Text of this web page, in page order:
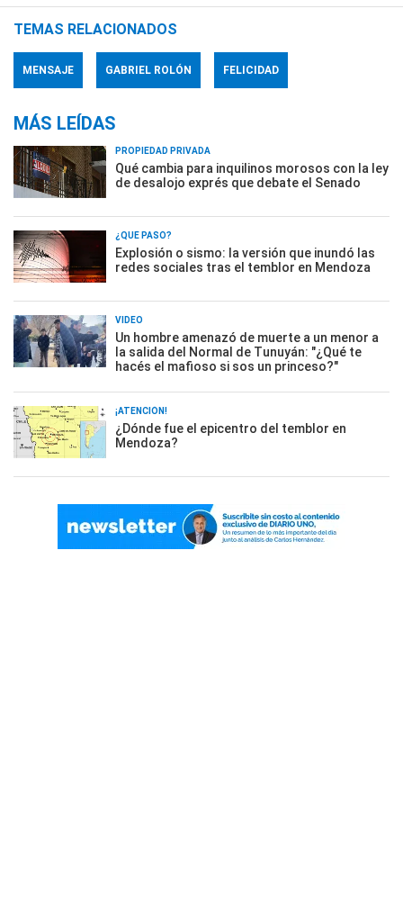
TEMAS RELACIONADOS
MENSAJE GABRIEL ROLÓN FELICIDAD
MÁS LEÍDAS
PROPIEDAD PRIVADA
Qué cambia para inquilinos morosos con la ley
de desalojo exprés que debate el Senado
¿QUÉ PASÓ?
Explosión o sismo: la versión que inundó las
redes sociales tras el temblor en Mendoza
VIDEO
Un hombre amenazó de muerte a un menor a
la salida del Normal de Tunuyán: "¿Qué te
hacés el mafioso si sos un princeso?"
¡ATENCIÓN!
¿Dónde fue el epicentro del temblor en
Mendoza?